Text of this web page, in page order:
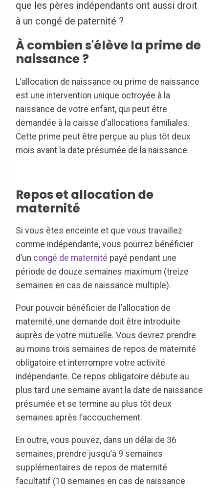
que les pères indépendants ont aussi droit
à un congé de paternité ?
À combien s'élève la prime de
naissance ?
L’allocation de naissance ou prime de naissance
est une intervention unique octroyée à la
naissance de votre enfant, qui peut être
demandée à la caisse d’allocations familiales.
Cette prime peut être perçue au plus tôt deux
mois avant la date présumée de la naissance.
Repos et allocation de
maternité
Si vous êtes enceinte et que vous travaillez
comme indépendante, vous pourrez bénéficier
d’un congé de maternité payé pendant une
période de douze semaines maximum (treize
semaines en cas de naissance multiple).
Pour pouvoir bénéficier de l’allocation de
maternité, une demande doit être introduite
auprès de votre mutuelle. Vous devrez prendre
au moins trois semaines de repos de maternité
obligatoire et interrompre votre activité
indépendante. Ce repos obligatoire débute au
plus tard une semaine avant la date de naissance
présumée et se termine au plus tôt deux
semaines après l’accouchement.
En outre, vous pouvez, dans un délai de 36
semaines, prendre jusqu’à 9 semaines
supplémentaires de repos de maternité
facultatif (10 semaines en cas de naissance